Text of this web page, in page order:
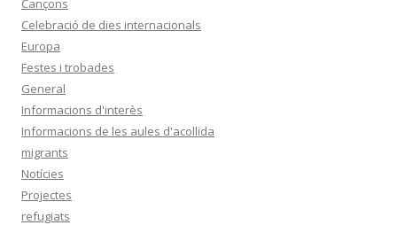
Cançons
Celebració de dies internacionals
Europa
Festes i trobades
General
Informacions d'interès
Informacions de les aules d'acollida
migrants
Notícies
Projectes
refugiats